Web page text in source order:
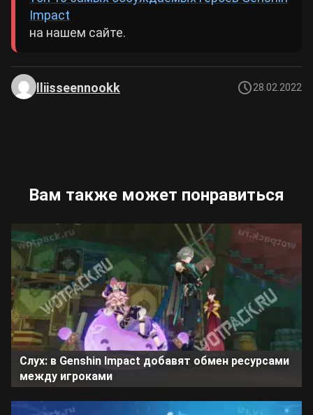
Impact
на нашем сайте.
lliisseennookk 28.02.2022
Вам также может понравиться
Слух: в Genshin Impact добавят обмен ресурсами
между игроками